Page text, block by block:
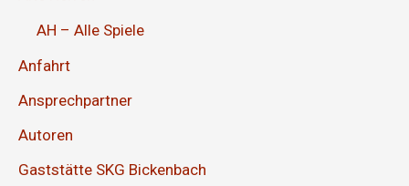
AH – Alle Spiele
Anfahrt
Ansprechpartner
Autoren
Gaststätte SKG Bickenbach